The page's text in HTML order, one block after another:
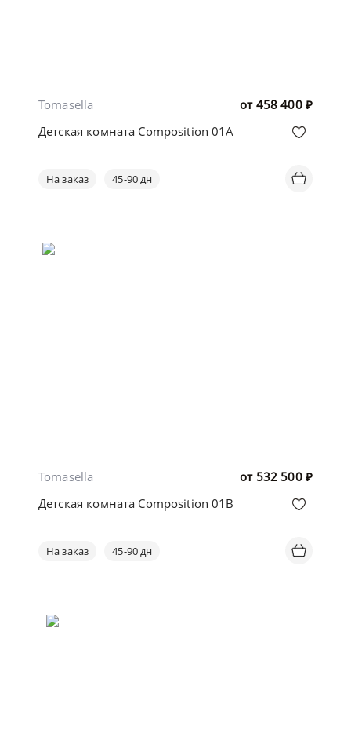
от 458 400 ₽
Tomasella
Детская комната Composition 01A
На заказ 45-90 дн
от 532 500 ₽
Tomasella
Детская комната Composition 01B
На заказ 45-90 дн